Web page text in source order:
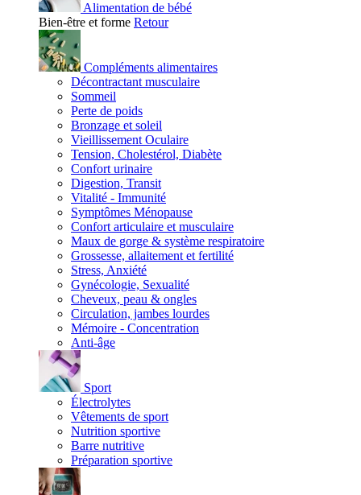
Alimentation de bébé
Bien-être et forme Retour
Compléments alimentaires
Décontractant musculaire
Sommeil
Perte de poids
Bronzage et soleil
Vieillissement Oculaire
Tension, Cholestérol, Diabète
Confort urinaire
Digestion, Transit
Vitalité - Immunité
Symptômes Ménopause
Confort articulaire et musculaire
Maux de gorge & système respiratoire
Grossesse, allaitement et fertilité
Stress, Anxiété
Gynécologie, Sexualité
Cheveux, peau & ongles
Circulation, jambes lourdes
Mémoire - Concentration
Anti-âge
Sport
Électrolytes
Vêtements de sport
Nutrition sportive
Barre nutritive
Préparation sportive